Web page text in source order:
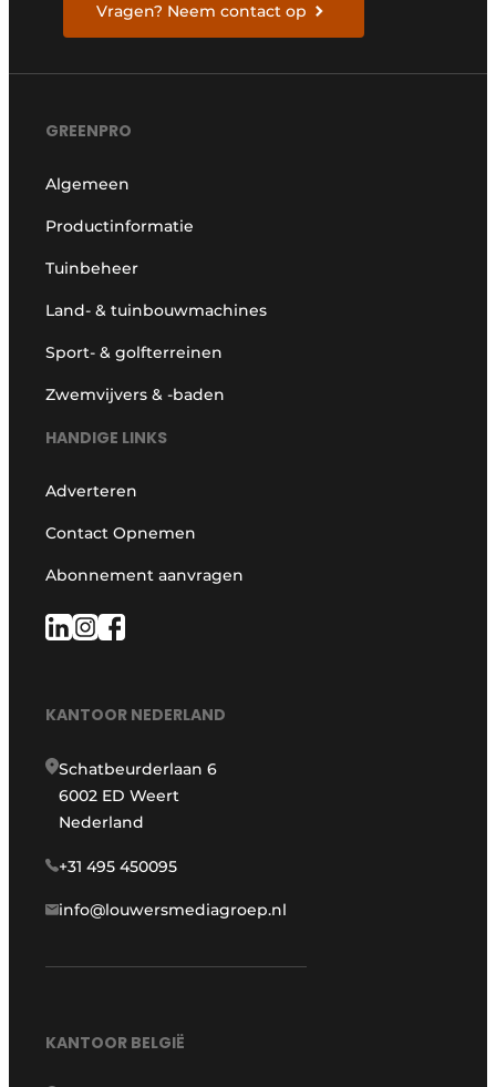
Vragen? Neem contact op
GREENPRO
Algemeen
Productinformatie
Tuinbeheer
Land- & tuinbouwmachines
Sport- & golfterreinen
Zwemvijvers & -baden
HANDIGE LINKS
Adverteren
Contact Opnemen
Abonnement aanvragen
KANTOOR NEDERLAND
Schatbeurderlaan 6
6002 ED Weert
Nederland
+31 495 450095
info@louwersmediagroep.nl
KANTOOR BELGIË